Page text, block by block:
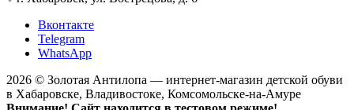
Вконтакте
Telegram
WhatsApp
2026 © Золотая Антилопа — интернет-магазин детской обуви
в Хабаровске, Владивостоке, Комсомольске-на-Амуре